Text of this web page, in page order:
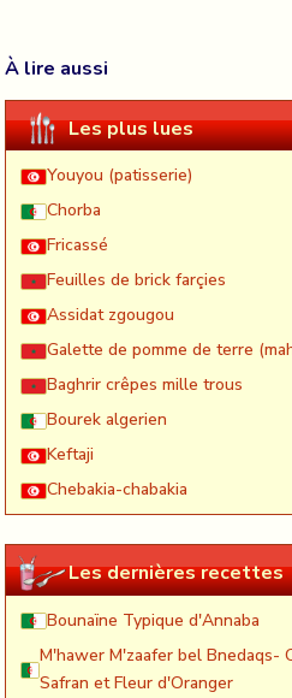
À lire aussi
Les plus lues
Youyou (patisserie)
Chorba
Fricassé
Feuilles de brick farçies
Assidat zgougou
Galette de pomme de terre
Baghrir crêpes mille trous
Bourek algerien
Keftaji
Chebakia-chabakia
Les dernières recettes
Bounaïne Typique d'Annaba
M'hawer M'zaafer bel Bnedaqs-
Safran et Fleur d'Oranger